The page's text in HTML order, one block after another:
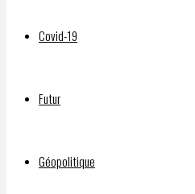
Covid-19
Futur
Géopolitiquein